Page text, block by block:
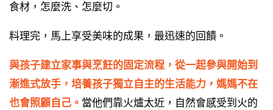
食材，怎麼洗、怎麼切。
料理完，馬上享受美味的成果，最迅速的回饋。
與孩子建立家事與烹飪的固定流程，從一起參與開始到
漸進式放手，培養孩子獨立自主的生活能力，媽媽不在
也會照顧自己。 當他們靠火爐太近，自然會感受到火的